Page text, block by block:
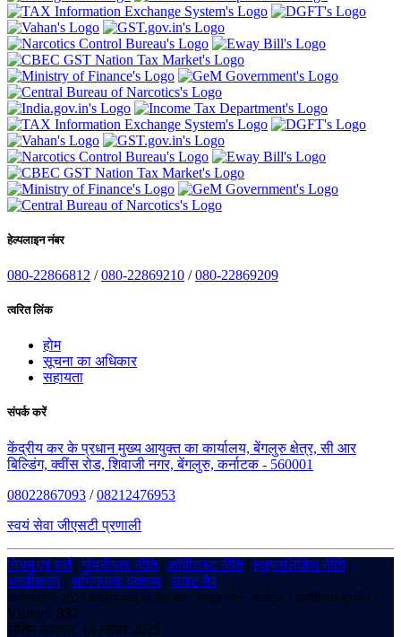
हेल्पलाइन नंबर
080-22866812 /080-22869210 /080-22869209
त्वरित लिंक
होम
सूचना का अधिकार
सहायता
संपर्क करें
केंद्रीय कर के प्रधान मुख्य आयुक्त का कार्यालय, बेंगलुरु क्षेत्र, सी आर
बिल्डिंग, क्वींस रोड, शिवाजी नगर, बेंगलुरु, कर्नाटक - 560001
08022867093 /08212476953
स्वयं सेवा जीएसटी प्रणाली
नियम एवं शर्तें|गोपनीयता नीति|कॉपीराइट नीति|हाइपरलिंकिंग नीति|
अस्वीकरण | अभिगम्यता वक्तव्य |साइट मैप
कॉपीराइट © 2025 केंद्रीय वस्तु एवं सेवा कर - बेंगलुरु ज़ोन - कर्नाटक। सर्वाधिकार सुरक्षित।
Visitors: 337
अंतिम अद्यतन: 14 नवंबर 2025